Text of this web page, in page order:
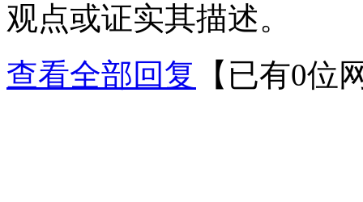
观点或证实其描述。
查看全部回复
【已有0位